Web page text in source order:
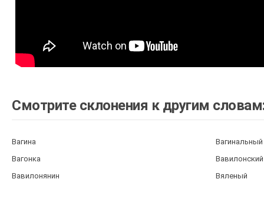
Смотрите склонения к другим
Вагина
Вагинальный
Вагонка
Вавилонский
Вавилонянин
Вяленый